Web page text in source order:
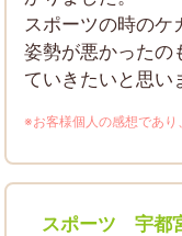
スポーツの時のケ
姿勢が悪かったの
ていきたいと思い
※お客様個人の感想であり
スポーツ 宇